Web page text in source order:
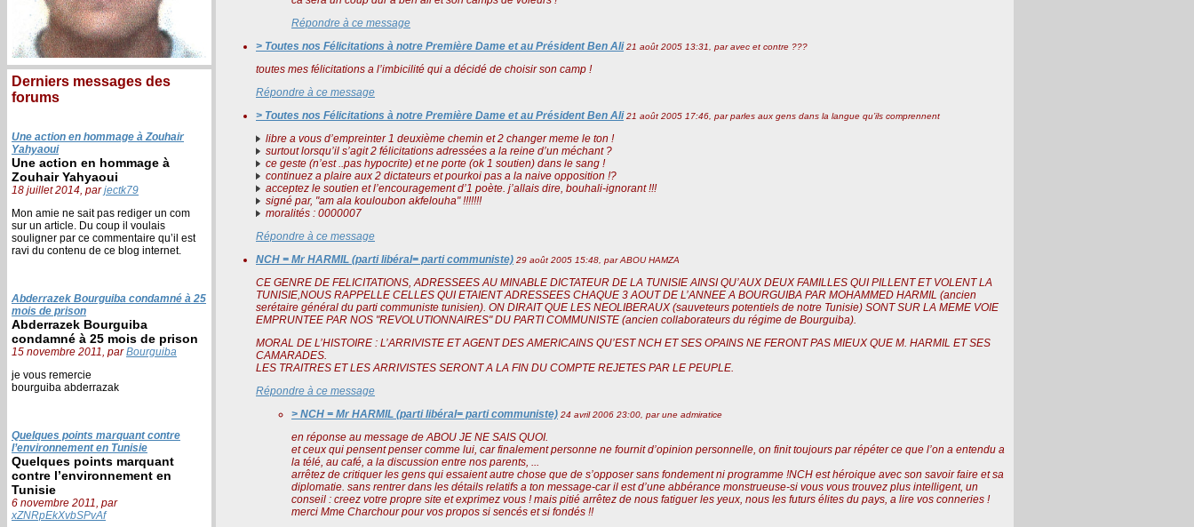
Derniers messages des
forums
Une action en hommage à Zouhair
Yahyaoui
Une action en hommage à
Zouhair Yahyaoui
18 juillet 2014, parjectk79
Mon amie ne sait pas rediger un com
sur un article. Du coup il voulais
souligner par ce commentaire qu’il est
ravi du contenu de ce blog internet.
Abderrazek Bourguiba condamné à 25
mois de prison
Abderrazek Bourguiba
condamné à 25 mois de prison
15 novembre 2011, parBourguiba
je vous remercie
bourguiba abderrazak
Quelques points marquant contre
l’environnement en Tunisie
Quelques points marquant
contre l’environnement en
Tunisie
6 novembre 2011, par
xZNRpEkXvbSPvAf
Répondre à ce message
> Toutes nos Félicitations à notre Première Dame et au Président Ben Ali 21 août 2005 13:31, paravec et contre ???
toutes mes félicitations a l’imbicilité qui a décidé de choisir son camp !
Répondre à ce message
> Toutes nos Félicitations à notre Première Dame et au Président Ben Ali 21 août 2005 17:46, parparles aux gens dans la langue qu’ils comprennent
libre a vous d’empreinter 1 deuxième chemin et 2 changer meme le ton !
surtout lorsqu’il s’agit 2 félicitations adressées a la reine d’un méchant ?
ce geste (n’est ..pas hypocrite) et ne porte (ok 1 soutien) dans le sang !
continuez a plaire aux 2 dictateurs et pourkoi pas a la naive opposition !?
acceptez le soutien et l’encouragement d’1 poète. j’allais dire, bouhali-ignorant !!!
signé par, "am ala kouloubon akfelouha" !!!!!!!
moralités : 0000007
Répondre à ce message
NCH = Mr HARMIL (parti libéral= parti communiste) 29 août 2005 15:48, parABOU HAMZA
CE GENRE DE FELICITATIONS, ADRESSEES AU MINABLE DICTATEUR DE LA TUNISIE AINSI QU’AUX DEUX FAMILLES QUI PILLENT ET VOLENT LA
TUNISIE,NOUS RAPPELLE CELLES QUI ETAIENT ADRESSEES CHAQUE 3 AOUT DE L’ANNEE A BOURGUIBA PAR MOHAMMED HARMIL (ancien
serétaire général du parti communiste tunisien). ON DIRAIT QUE LES NEOLIBERAUX (sauveteurs potentiels de notre Tunisie) SONT SUR LA MEME VOIE
EMPRUNTEE PAR NOS "REVOLUTIONNAIRES" DU PARTI COMMUNISTE (ancien collaborateurs du régime de Bourguiba).
MORAL DE L’HISTOIRE : L’ARRIVISTE ET AGENT DES AMERICAINS QU’EST NCH ET SES OPAINS NE FERONT PAS MIEUX QUE M. HARMIL ET SES
CAMARADES.
LES TRAITRES ET LES ARRIVISTES SERONT A LA FIN DU COMPTE REJETES PAR LE PEUPLE.
Répondre à ce message
> NCH = Mr HARMIL (parti libéral= parti communiste) 24 avril 2006 23:00, parune admiratice
en réponse au message de ABOU JE NE SAIS QUOI.
et ceux qui pensent penser comme lui, car finalement personne ne fournit d’opinion personnelle, on finit toujours par répéter ce que l’on a entendu a
la télé, au café, a la discussion entre nos parents, ...
arrêtez de critiquer les gens qui essaient autre chose que de s’opposer sans fondement ni programme !NCH est héroique avec son savoir faire et sa
diplomatie. sans rentrer dans les détails relatifs a ton message-car il est d’une abbérance monstrueuse-si vous vous trouvez plus intelligent, un
conseil : creez votre propre site et exprimez vous ! mais pitié arrêtez de nous fatiguer les yeux, nous les futurs élites du pays, a lire vos conneries !
merci Mme Charchour pour vos propos si sencés et si fondés !!